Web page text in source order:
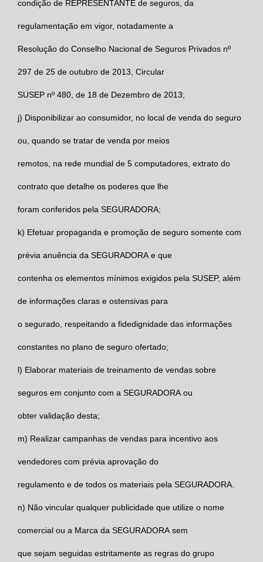
condição de REPRESENTANTE de seguros, da
regulamentação em vigor, notadamente a
Resolução do Conselho Nacional de Seguros Privados nº
297 de 25 de outubro de 2013, Circular
SUSEP nº 480, de 18 de Dezembro de 2013;
j) Disponibilizar ao consumidor, no local de venda do seguro
ou, quando se tratar de venda por meios
remotos, na rede mundial de 5 computadores, extrato do
contrato que detalhe os poderes que lhe
foram conferidos pela SEGURADORA;
k) Efetuar propaganda e promoção de seguro somente com
prévia anuência da SEGURADORA e que
contenha os elementos mínimos exigidos pela SUSEP, além
de informações claras e ostensivas para
o segurado, respeitando a fidedignidade das informações
constantes no plano de seguro ofertado;
l) Elaborar materiais de treinamento de vendas sobre
seguros em conjunto com a SEGURADORA ou
obter validação desta;
m) Realizar campanhas de vendas para incentivo aos
vendedores com prévia aprovação do
regulamento e de todos os materiais pela SEGURADORA
n) Não vincular qualquer publicidade que utilize o nome
comercial ou a Marca da SEGURADORA sem
que sejam seguidas estritamente as regras do grupo